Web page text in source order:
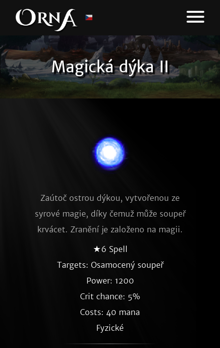
Magická dýka II
Zaútoč ostrou dýkou, vytvořenou ze
syrové magie, díky čemuž může soupeř
krvácet. Zranění je založeno na magii.
★6 Spell
Targets: Osamocený soupeř
Power: 1200
Crit chance: 5%
Costs: 40 mana
Fyzické